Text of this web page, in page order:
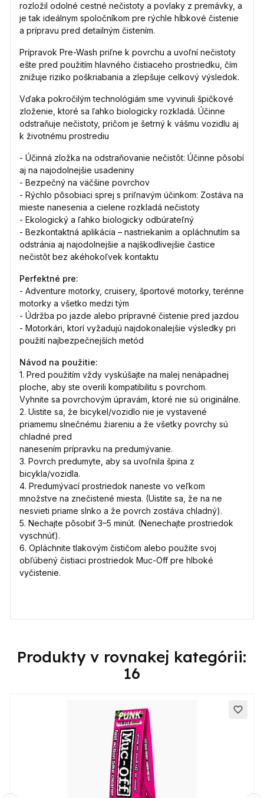
rozložil odolné cestné nečistoty a povlaky z premávky, a
je tak ideálnym spoločníkom pre rýchle hĺbkové čistenie
a prípravu pred detailným čistením.
Prípravok Pre-Wash priľne k povrchu a uvoľní nečistoty
ešte pred použitím hlavného čistiaceho prostriedku, čím
znižuje riziko poškriabania a zlepšuje celkový výsledok.
Vďaka pokročilým technológiám sme vyvinuli špičkové
zloženie, ktoré sa ľahko biologicky rozkladá. Účinne
odstraňuje nečistoty, pričom je šetrný k vášmu vozidlu aj
k životnému prostrediu
- Účinná zložka na odstraňovanie nečistôt: Účinne pôsobí
aj na najodolnejšie usadeniny
- Bezpečný na väčšine povrchov
- Rýchlo pôsobiaci sprej s priľnavým účinkom: Zostáva na
mieste nanesenia a cielene rozkladá nečistoty
- Ekologický a ľahko biologicky odbúrateľný
- Bezkontaktná aplikácia – nastriekaním a opláchnutím sa
odstránia aj najodolnejšie a najškodlivejšie častice
nečistôt bez akéhokoľvek kontaktu
Perfektné pre:
- Adventure motorky, cruisery, športové motorky, terénne
motorky a všetko medzi tým
- Údržba po jazde alebo prípravné čistenie pred jazdou
- Motorkári, ktorí vyžadujú najdokonalejšie výsledky pri
použití najbezpečnejších metód
Návod na použitie:
1. Pred použitím vždy vyskúšajte na malej nenápadnej
ploche, aby ste overili kompatibilitu s povrchom.
Vyhnite sa povrchovým úpravám, ktoré nie sú originálne.
2. Uistite sa, že bicykel/vozidlo nie je vystavené
priamemu slnečnému žiareniu a že všetky povrchy sú
chladné pred
nanesením prípravku na predumývanie.
3. Povrch predumyte, aby sa uvoľnila špina z
bicykla/vozidla.
4. Predumývací prostriedok naneste vo veľkom
množstve na znečistené miesta. (Uistite sa, že na ne
nesvieti priame slnko a že povrch zostáva chladný).
5. Nechajte pôsobiť 3–5 minút. (Nenechajte prostriedok
vyschnúť).
6. Opláchnite tlakovým čističom alebo použite svoj
obľúbený čistiaci prostriedok Muc-Off pre hlboké
vyčistenie.
Produkty v rovnakej kategórii:
16
favorite_border